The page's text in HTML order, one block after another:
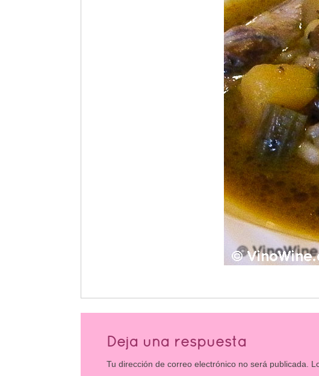
Deja una respuesta
Tu dirección de correo electrónico no será publicada.